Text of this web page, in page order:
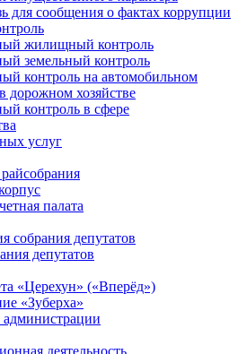
для сообщения о фактах коррупции
жилищный контроль
земельный контроль
контроль на автомобильном
дорожном хозяйстве
контроль в сфере
услуг
палата
собрания депутатов
депутатов
«Церехун» («Вперёд»)
«Зуберха»
деятельность